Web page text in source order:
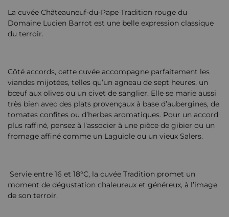
La cuvée Châteauneuf-du-Pape Tradition rouge du
Domaine Lucien Barrot est une belle expression classique
du terroir.
Côté accords, cette cuvée accompagne parfaitement les
viandes mijotées, telles qu’un agneau de sept heures, un
bœuf aux olives ou un civet de sanglier. Elle se marie aussi
très bien avec des plats provençaux à base d’aubergines, de
tomates confites ou d’herbes aromatiques. Pour un accord
plus raffiné, pensez à l’associer à une pièce de gibier ou un
fromage affiné comme un Laguiole ou un vieux Salers.
Servie entre 16 et 18°C, la cuvée Tradition promet un
moment de dégustation chaleureux et généreux, à l’image
de son terroir.